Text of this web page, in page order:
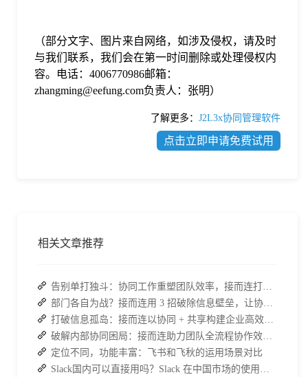
（部分文字、图片来自网络，如涉及侵权，请及时
与我们联系，我们会在第一时间删除或处理侵权内
容。电话：4006770986邮箱：
zhangming@eefung.com负责人：张明）
了解更多： J2L3x协同管理软件
点击立即申请免费试用
相关文章推荐
定位不同，功能丰富：飞书和飞秋的运用场景对比